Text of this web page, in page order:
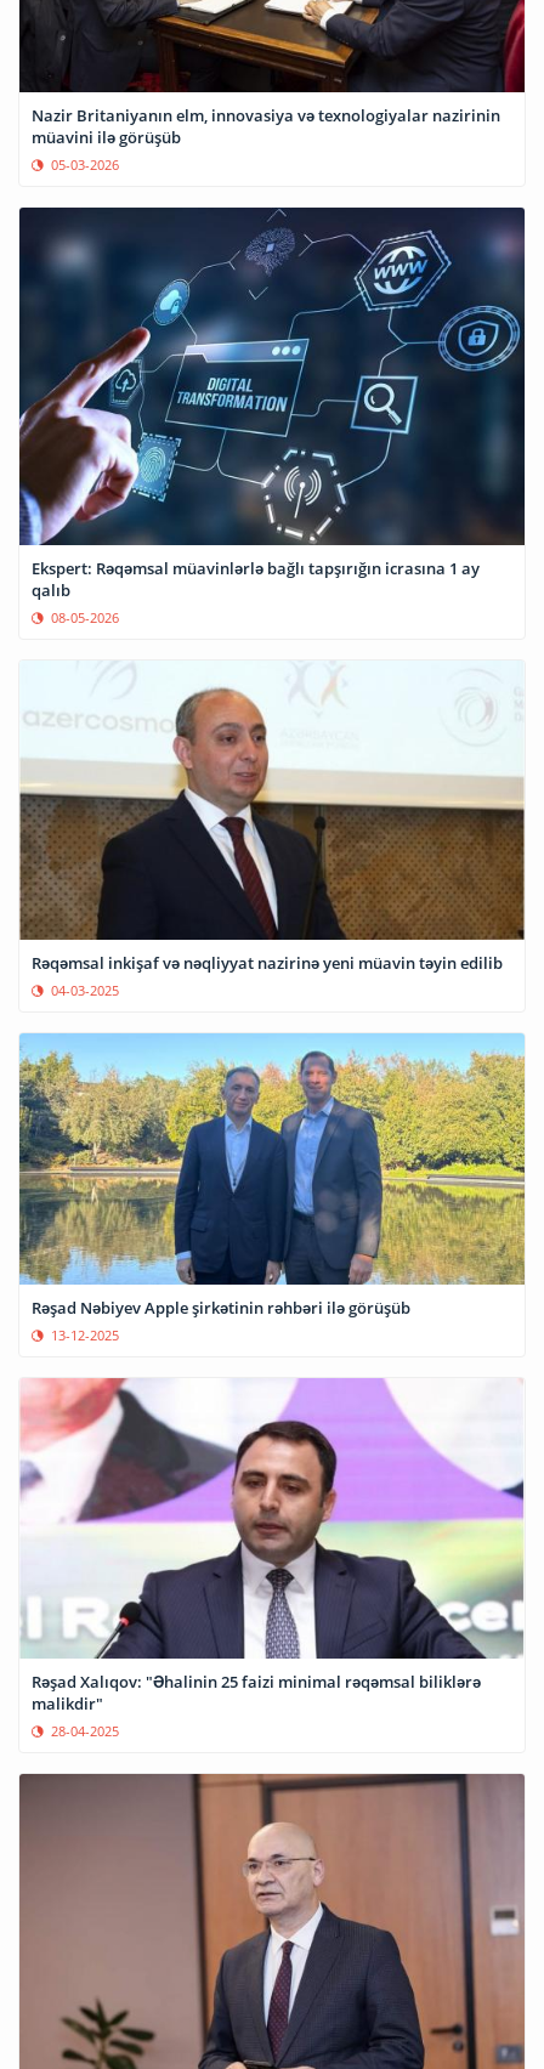
Nazir Britaniyanın elm, innovasiya və texnologiyalar nazirinin
müavini ilə görüşüb
05-03-2026
Ekspert: Rəqəmsal müavinlərlə bağlı tapşırığın icrasına 1 ay
qalıb
08-05-2026
Rəqəmsal inkişaf və nəqliyyat nazirinə yeni müavin təyin edilib
04-03-2025
Rəşad Nəbiyev Apple şirkətinin rəhbəri ilə görüşüb
13-12-2025
Rəşad Xalıqov: "Əhalinin 25 faizi minimal rəqəmsal biliklərə
malikdir"
28-04-2025